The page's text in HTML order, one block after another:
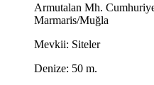
Armutalan Mh.
Marmaris/Muğla
Mevkii: Siteler
Denize: 50 m.